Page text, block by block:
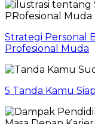
Strategi Personal
Profesional Muda
5 Tanda Kamu